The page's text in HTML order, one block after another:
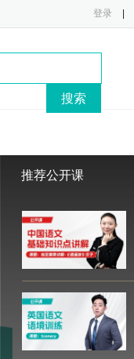
登录
推荐公开课